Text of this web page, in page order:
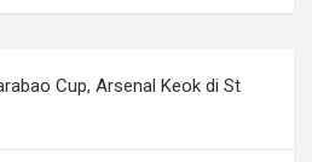
Cup, Arsenal Keok di St